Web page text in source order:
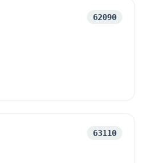
62090
63110